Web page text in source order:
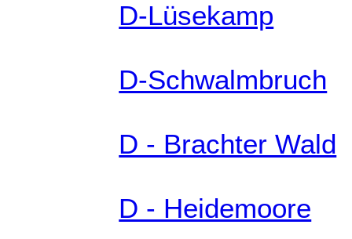
D-Lüsekamp
D-Schwalmbruch
D - Brachter Wald
D - Heidemoore